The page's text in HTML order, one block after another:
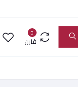
0
قارن